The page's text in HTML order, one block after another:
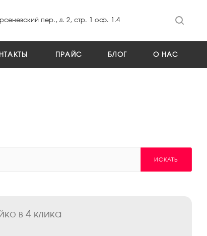
пер., д. 2, стр. 1 оф. 1.4
ПРАЙС БЛОГ О НАС
ИСКАТЬ
в 4 клика